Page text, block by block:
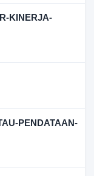
KINERJA-
PENDATAAN-